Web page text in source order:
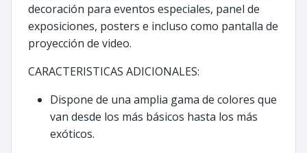
decoración para eventos especiales, panel de
exposiciones, posters e incluso como pantalla de
proyección de video.
CARACTERISTICAS ADICIONALES:
Dispone de una amplia gama de colores que
van desde los más básicos hasta los más
exóticos.